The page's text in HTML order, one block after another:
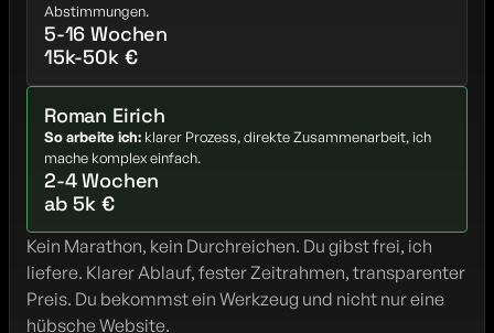
Abstimmungen.
5-16 Wochen
15k-50k €
Roman Eirich
So arbeite ich: klarer Prozess, direkte Zusammenarbeit, ich
mache komplex einfach.
2-4 Wochen
ab 5k €
Kein Marathon, kein Durchreichen. Du gibst frei, ich
liefere. Klarer Ablauf, fester Zeitrahmen, transparenter
Preis. Du bekommst ein Werkzeug und nicht nur eine
hübsche Website.